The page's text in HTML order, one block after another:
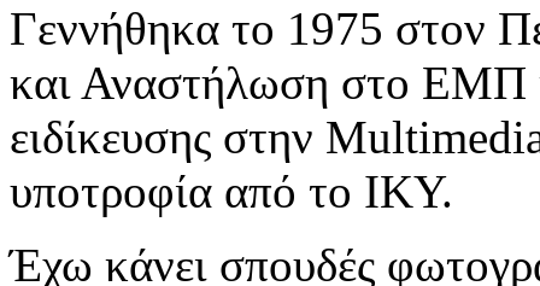
Γεννήθηκα το 1975 στον
και Αναστήλωση στο ΕΜΠ
ειδίκευσης στην
υποτροφία από το ΙΚΥ.
Έχω κάνει σπουδές